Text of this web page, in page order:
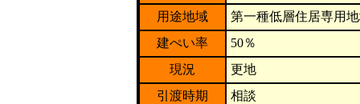
用途地域
第一種低層住居専用
建ぺい率
50％
現況
更地
引渡時期
相談